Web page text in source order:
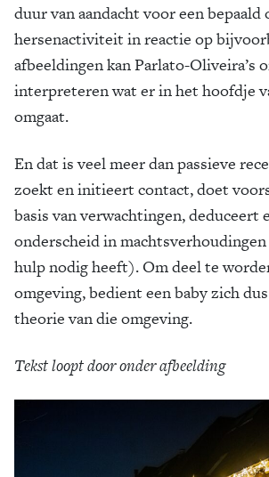
duur van aandacht voor een bepaald
hersenactiviteit in reactie op
afbeeldingen kan Parlato-Oliveira’s
interpreteren wat er in het hoofdje
omgaat.
En dat is veel meer dan passieve
zoekt en initieert contact, doet
basis van verwachtingen, deduceert
onderscheid in
hulp nodig heeft). Om deel te
omgeving, bedient een baby zich
theorie van die omgeving.
Tekst loopt door onder afbeelding